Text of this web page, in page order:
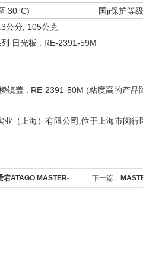
30°C) 国ji保护等级
公分, 105公克
日光板 : RE-2391-59M
镜盖 : RE-2391-50M (粘度高的产品
业（上海）有限公司 ,位于 上海市闵
宕ATAGO MASTER- 下一篇：